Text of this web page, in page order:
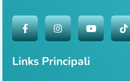
Links Principali